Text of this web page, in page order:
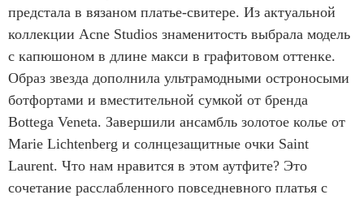
предстала в вязаном платье-свитере. Из актуальной
коллекции Acne Studios знаменитость выбрала модель
с капюшоном в длине макси в графитовом оттенке.
Образ звезда дополнила ультрамодными остроносыми
ботфортами и вместительной сумкой от бренда
Bottega Veneta. Завершили ансамбль золотое колье от
Marie Lichtenberg и солнцезащитные очки Saint
Laurent. Что нам нравится в этом аутфите? Это
сочетание расслабленного повседневного платья с